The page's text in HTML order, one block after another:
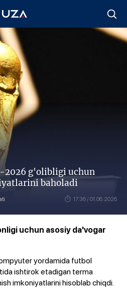
2026 g'olibligi uchun
baholadi
17:36 / 01.06.2026
uchun asosiy da'vogar
yordamida futbol
ishtirok etadigan terma
imkoniyatlarini hisoblab chiqdi.